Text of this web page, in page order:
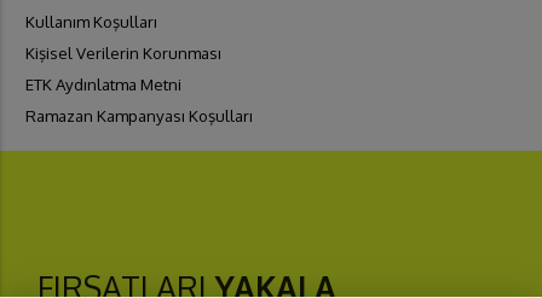
Kullanım Koşulları
Kişisel Verilerin Korunması
ETK Aydınlatma Metni
Ramazan Kampanyası Koşulları
FIRSATLARIYAKALA